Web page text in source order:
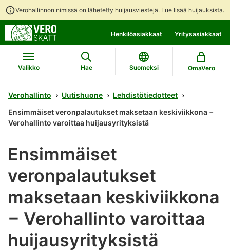
Verohallinnon nimissä on lähetetty huijausviestejä. Lue lisää huijauksista.
suoraan
sisältöön
koko
sivuston
hakuun
Henkilöasiakkaat Yritysasiakkaat
Valikko Hae Suomeksi OmaVero
Verohallinto Uutishuone
Lehdistötiedotteet
Ensimmäiset veronpalautukset maksetaan keskiviikkona −
Verohallinto varoittaa huijausyrityksistä
Ensimmäiset
veronpalautukset
maksetaan keskiviikkona
− Verohallinto varoittaa
huijausyrityksistä